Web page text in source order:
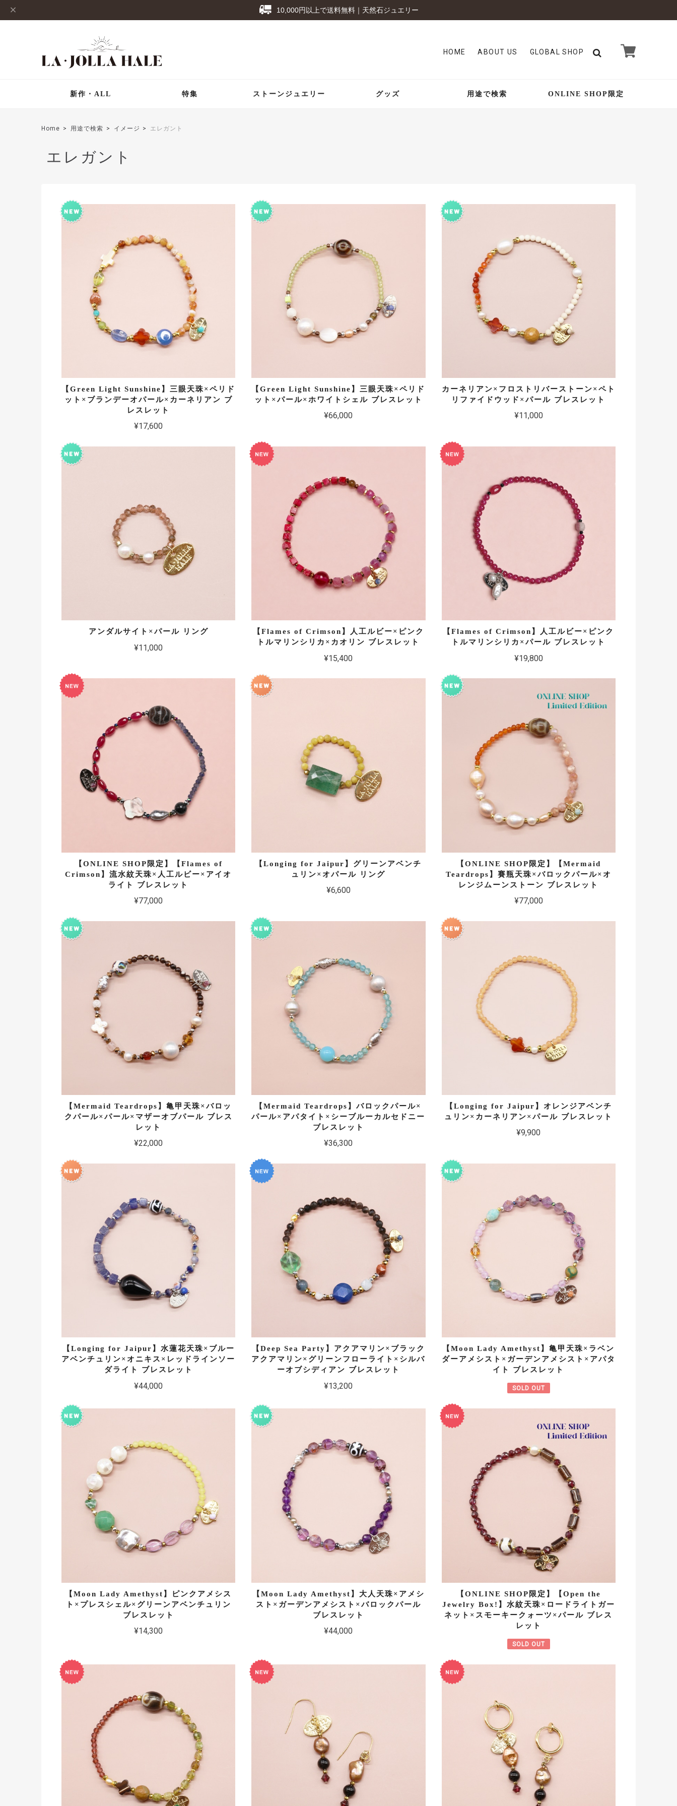
10,000円以上で送料無料｜天然石ジュエリー
HOME ABOUT US GLOBAL SHOP
新作・ALL 特集 ストーンジュエリー グッズ 用途で検索 ONLINE SHOP限定
Home 用途で検索 イメージ エレガント
エレガント
【Green Light Sunshine】三眼天珠×ペリド
ット×ブランデーオパール×カーネリアン ブ
レスレット
¥17,600
【Green Light Sunshine】三眼天珠×ペリド
ット×パール×ホワイトシェル ブレスレット
¥66,000
カーネリアン×フロストリバーストーン×ペト
リファイドウッド×パール ブレスレット
¥11,000
アンダルサイト×パール リング
¥11,000
【Flames of Crimson】人工ルビー×ピンク
トルマリンシリカ×カオリン ブレスレット
¥15,400
【Flames of Crimson】人工ルビー×ピンク
トルマリンシリカ×パール ブレスレット
¥19,800
【ONLINE SHOP限定】【Flames of
Crimson】流水紋天珠×人工ルビー×アイオ
ライト ブレスレット
¥77,000
【Longing for Jaipur】グリーンアベンチ
ュリン×オパール リング
¥6,600
【ONLINE SHOP限定】【Mermaid
Teardrops】賽瓶天珠×バロックパール×オ
レンジムーンストーン ブレスレット
¥77,000
【Mermaid Teardrops】亀甲天珠×バロッ
クパール×パール×マザーオブパール ブレス
レット
¥22,000
【Mermaid Teardrops】バロックパール×
パール×アパタイト×シーブルーカルセドニー
ブレスレット
¥36,300
【Longing for Jaipur】オレンジアベンチ
ュリン×カーネリアン×パール ブレスレット
¥9,900
【Longing for Jaipur】水蓮花天珠×ブルー
アベンチュリン×オニキス×レッドラインソー
ダライト ブレスレット
¥44,000
【Deep Sea Party】アクアマリン×ブラック
アクアマリン×グリーンフローライト×シルバ
ーオブシディアン ブレスレット
¥13,200
【Moon Lady Amethyst】亀甲天珠×ラベン
ダーアメシスト×ガーデンアメシスト×アパタ
イト ブレスレット
SOLD OUT
【Moon Lady Amethyst】ピンクアメシス
ト×プレスシェル×グリーンアベンチュリン
ブレスレット
¥14,300
【Moon Lady Amethyst】大人天珠×アメシ
スト×ガーデンアメシスト×バロックパール
ブレスレット
¥44,000
【ONLINE SHOP限定】【Open the
Jewelry Box!】水紋天珠×ロードライトガー
ネット×スモーキークォーツ×パール ブレス
レット
SOLD OUT